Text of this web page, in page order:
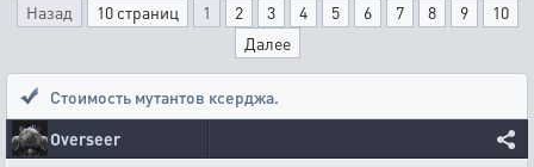
Назад 10 страниц 1 2 3 4 5 6 7 8 9
10
Далее
Стоимость мутантов ксерджа.
Overseer